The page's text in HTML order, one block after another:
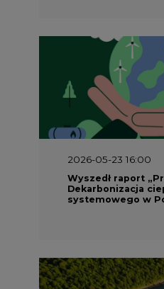
2026-05-23 16:00
Wyszedł raport
Dekarbonizacja
systemowego w